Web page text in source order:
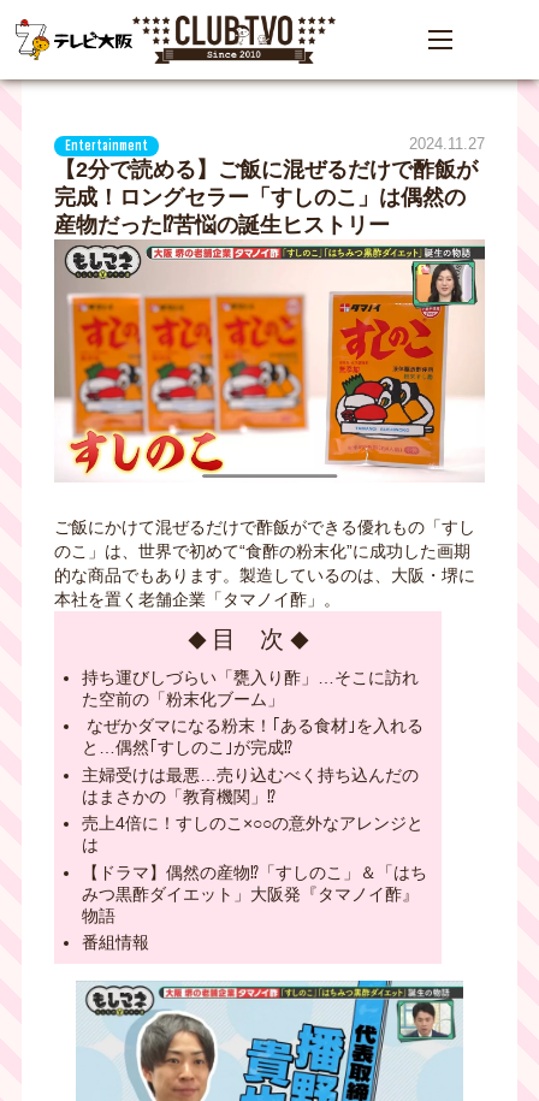
Entertainment 2024.11.27
【2分で読める】ご飯に混ぜるだけで酢飯が
完成！ロングセラー「すしのこ」は偶然の
産物だった⁉苦悩の誕生ヒストリー
ご飯にかけて混ぜるだけで酢飯ができる優れもの「すし
のこ」は、世界で初めて“食酢の粉末化”に成功した画期
的な商品でもあります。製造しているのは、大阪・堺に
本社を置く老舗企業「タマノイ酢」。
目 次
持ち運びしづらい「甕入り酢」…そこに訪れ
た空前の「粉末化ブーム」
なぜかダマになる粉末！｢ある食材｣を入れる
と…偶然｢すしのこ｣が完成⁉
主婦受けは最悪…売り込むべく持ち込んだの
はまさかの「教育機関」⁉
売上4倍に！すしのこ×○○の意外なアレンジと
は
【ドラマ】偶然の産物⁉「すしのこ」＆「はち
みつ黒酢ダイエット」大阪発『タマノイ酢』
物語
番組情報